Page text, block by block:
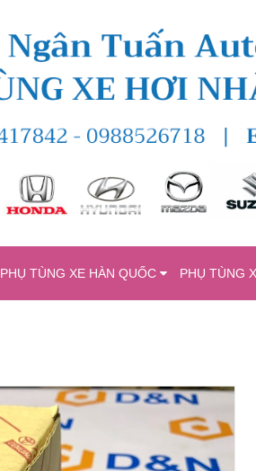
PHỤ TÙNG XE HÀN QUỐC PHỤ TÙNG